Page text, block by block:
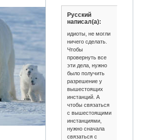
Русский
написал(а):
идиоты, не могли
ничего сделать.
Чтобы
провернуть все
эти дела, нужно
было получить
разрешение у
вышестоящих
инстанций. А
чтобы связаться
с вышестоящими
инстанциями,
нужно сначала
связаться с